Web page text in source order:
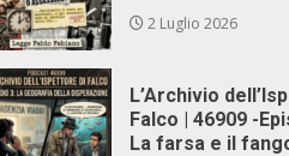
2 Luglio 2026
L’Archivio
Falco | 46909 -
La farsa e il